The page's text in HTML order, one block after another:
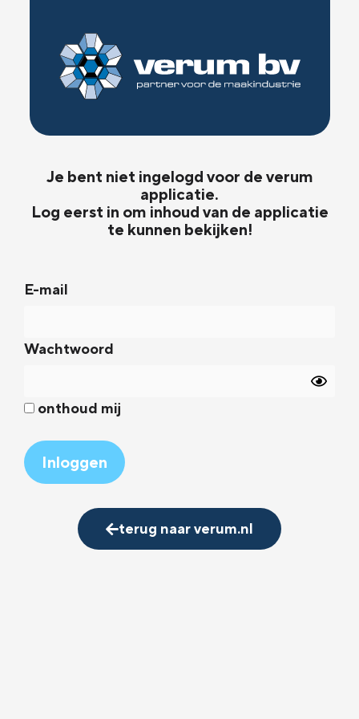
Je bent niet ingelogd voor de verum
applicatie.
Log eerst in om inhoud van de applicatie
te kunnen bekijken!
E-mail
Wachtwoord
onthoud mij
terug naar verum.nl